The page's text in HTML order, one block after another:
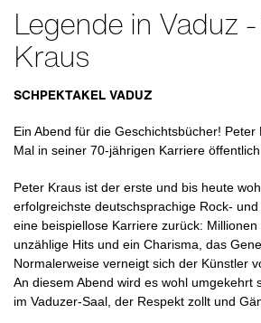
Legende in Vaduz
Kraus
SCHPEKTAKEL VADUZ
Ein Abend für die Geschichtsbücher!
Mal in seiner 70-jährigen Karriere
Peter Kraus ist der erste und bis heute
erfolgreichste deutschsprachige Rock-
eine beispiellose Karriere zurück: Millionen
unzählige Hits und ein Charisma, das
Normalerweise verneigt sich der Künstler
An diesem Abend wird es wohl umgekehrt
im Vaduzer-Saal, der Respekt zollt und